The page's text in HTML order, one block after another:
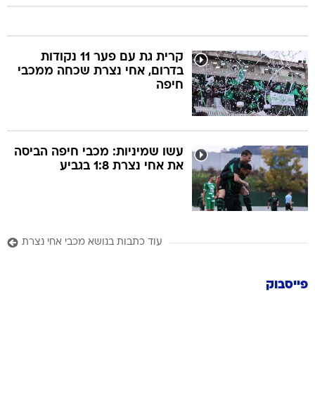
קרית גת עם פער 11 נקודות
בדרום, אחי נצרת שכחה ממכבי
חיפה
עשו שמיניות: מכבי חיפה הביסה
את אחי נצרת 1:8 בגביע
עוד כתבות בנושא מכבי אחי נצרת
פייסבוק